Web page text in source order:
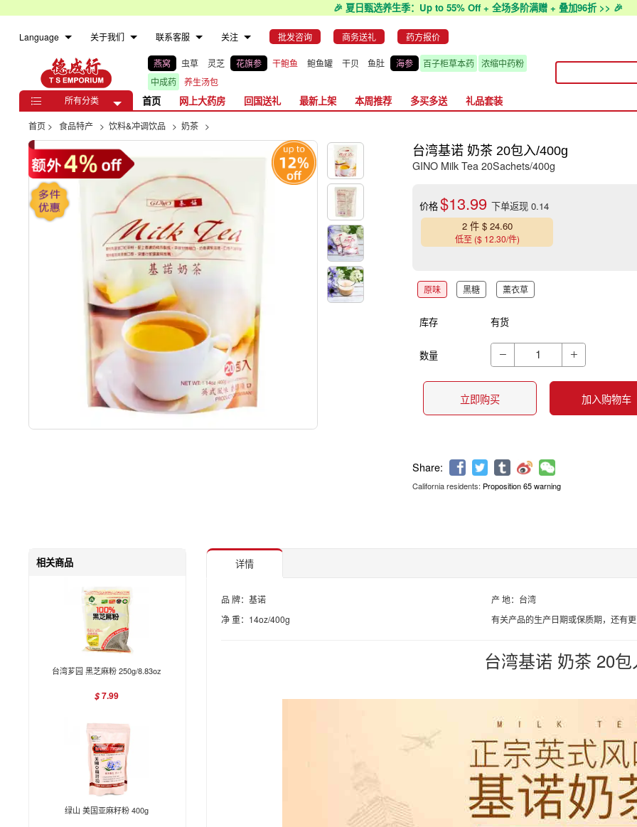
🎉 夏日甄选养生季：Up to 55% Off + 全场多阶满赠 + 叠加96折 >> 🎉
Language 关于我们 联系客服 关注 批发咨询 商务送礼 药方报价
燕窝 虫草 灵芝 花旗参 干鲍鱼 鲍鱼罐 干贝 鱼肚 海参 百子柜草本药
浓缩中药粉
中成药
养生汤包
 所有分类 首页 网上大药房 回国送礼 最新上架 本周推荐 多买多送 礼品套装
首页 > 食品特产 > 饮料&冲调饮品 > 奶茶 >
台湾基诺 奶茶 20包入/400g
GINO Milk Tea 20Sachets/400g
价格$13.99下单返现 0.14
2 件 $ 24.60
低至 ($ 12.30/件)
原味 黑糖 薰衣草
库存 有货
数量  
立即购买 加入购物车
California residents: Proposition 65 warning
相关商品
台湾芗园 黑芝麻粉 250g/8.83oz
$7.99
绿山 美国亚麻籽粉 400g
详情
品 牌：基诺
产 地：台湾
净 重：14oz/400g
有关产品的生产日期或保质期，还有
台湾基诺 奶茶 20包